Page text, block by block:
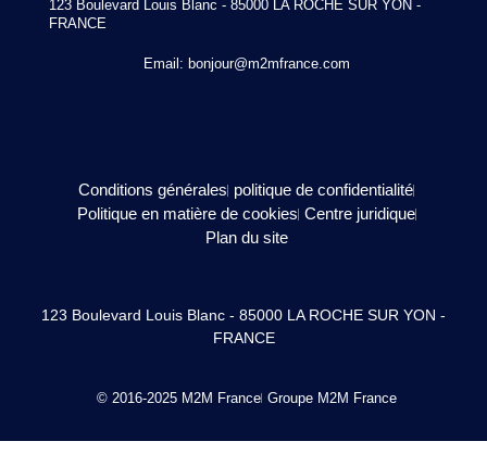
123 Boulevard Louis Blanc - 85000 LA ROCHE SUR YON -
FRANCE
Email: bonjour@m2mfrance.com
Conditions générales politique de confidentialité
Politique en matière de cookies Centre juridique
Plan du site
123 Boulevard Louis Blanc - 85000 LA ROCHE SUR YON -
FRANCE
© 2016-2025 M2M France Groupe M2M France